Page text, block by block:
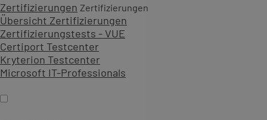
Zertifizierungen Zertifizierungen
Übersicht Zertifizierungen
Zertifizierungstests - VUE
Certiport Testcenter
Kryterion Testcenter
Microsoft IT-Professionals